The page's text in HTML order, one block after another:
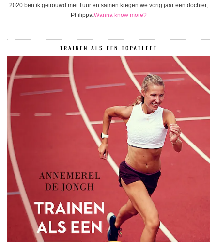
2020 ben ik getrouwd met Tuur en samen kregen we vorig jaar een dochter,
Philippa.Wanna know more?
TRAINEN ALS EEN TOPATLEET